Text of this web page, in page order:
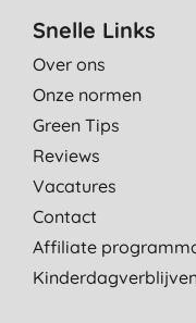
Snelle Links
Over ons
Onze normen
Green Tips
Reviews
Vacatures
Contact
Affiliate